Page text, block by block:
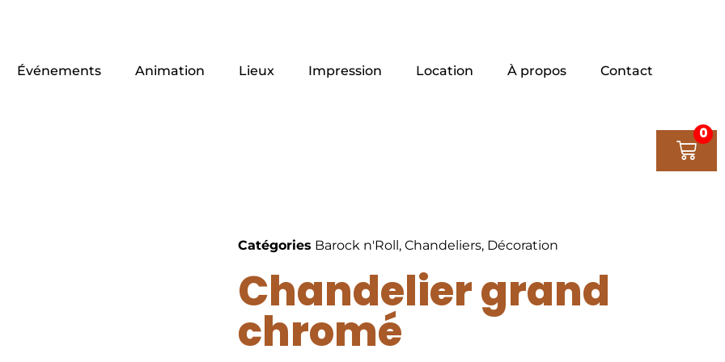
Événements Animation Lieux Impression Location À propos Contact
0
Catégories Barock n'Roll, Chandeliers, Décoration
Chandelier grand
chromé